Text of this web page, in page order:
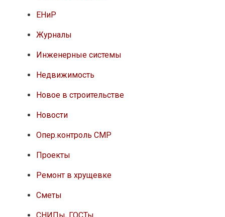
ЕНиР
Журналы
Инженерные системы
Недвижимость
Новое в строительстве
Новости
Опер.контроль СМР
Проекты
Ремонт в хрущевке
Сметы